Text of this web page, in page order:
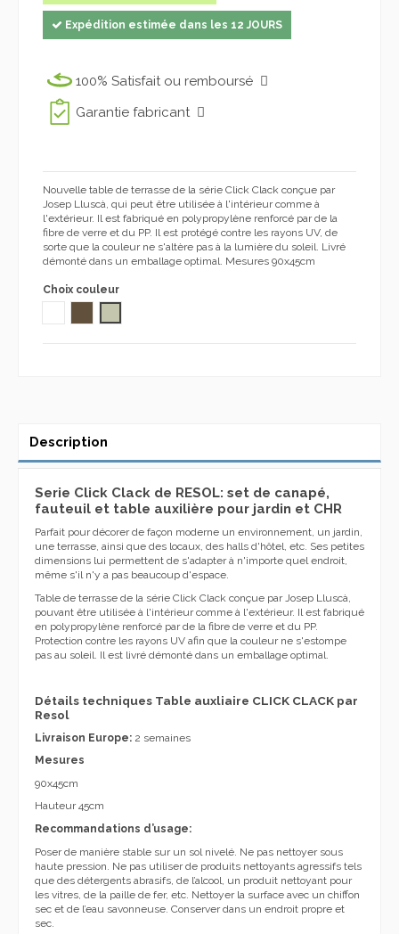
Expédition estimée dans les 12 JOURS
100% Satisfait ou remboursé
Garantie fabricant
Nouvelle table de terrasse de la série Click Clack conçue par
Josep Lluscà, qui peut être utilisée à l'intérieur comme à
l'extérieur. Il est fabriqué en polypropylène renforcé par de la
fibre de verre et du PP. Il est protégé contre les rayons UV, de
sorte que la couleur ne s'altère pas à la lumière du soleil. Livré
démonté dans un emballage optimal. Mesures 90x45cm
Choix couleur
Description
Serie Click Clack de RESOL: set de canapé,
fauteuil et table auxilière pour jardin et CHR
Parfait pour décorer de façon moderne un environnement, un jardin,
une terrasse, ainsi que des locaux, des halls d'hôtel, etc. Ses petites
dimensions lui permettent de s'adapter à n'importe quel endroit,
même s'il n'y a pas beaucoup d'espace.
Table de terrasse de la série Click Clack conçue par Josep Lluscà,
pouvant être utilisée à l'intérieur comme à l'extérieur. Il est fabriqué
en polypropylène renforcé par de la fibre de verre et du PP.
Protection contre les rayons UV afin que la couleur ne s'estompe
pas au soleil. Il est livré démonté dans un emballage optimal.
Détails techniques Table auxliaire CLICK CLACK par
Resol
Livraison Europe: 2 semaines
Mesures
90x45cm
Hauteur 45cm
Recommandations d’usage:
Poser de manière stable sur un sol nivelé. Ne pas nettoyer sous
haute pression. Ne pas utiliser de produits nettoyants agressifs tels
que des détergents abrasifs, de l’alcool, un produit nettoyant pour
les vitres, de la paille de fer, etc. Nettoyer la surface avec un chiffon
sec et de l’eau savonneuse. Conserver dans un endroit propre et
sec.